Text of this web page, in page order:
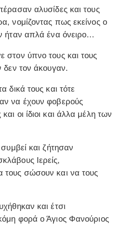
αλυσίδες και τους
νομίζοντας πως εκείνος ο
ήταν απλά ένα όνειρο…
στον ύπνο τους και τους
δεν τον άκουγαν.
δικά τους και τότε
να έχουν φοβερούς
οι ίδιοι και άλλα μέλη των
και ζήτησαν
Ιερείς,
σώσουν και να τους
και έτσι
φορά ο Άγιος Φανούριος